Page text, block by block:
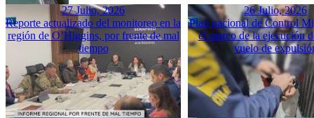
27 Julio, 2026
Reporte actualizado del monitoreo en la
región de O’Higgins, por frente de mal
tiempo
26 Julio, 2026
Plan nacional de Control
el marco de la ejecución
vuelo de